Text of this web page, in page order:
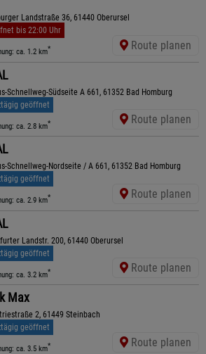
Landstraße 36, 61440 Oberursel
bis 22:00 Uhr
ca. 1.2 km* Route planen
Schnellweg-Südseite A 661, 61352 Bad Homburg
geöffnet
ca. 2.8 km* Route planen
Schnellweg-Nordseite / A 661, 61352 Bad Homburg
geöffnet
ca. 2.9 km* Route planen
Landstr. 200, 61440 Oberursel
geöffnet
ca. 3.2 km* Route planen
Max
2, 61449 Steinbach
geöffnet
ca. 3.5 km* Route planen